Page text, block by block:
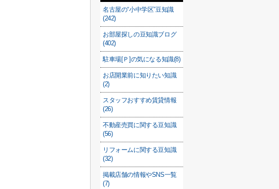
名古屋の“小中学区”豆知識
(242)
お部屋探しの豆知識ブログ
(402)
駐車場[Ｐ]の気になる知識(8)
お店開業前に知りたい知識
(2)
スタッフおすすめ賃貸情報
(26)
不動産売買に関する豆知識
(56)
リフォームに関する豆知識
(32)
掲載店舗の情報やSNS一覧
(7)